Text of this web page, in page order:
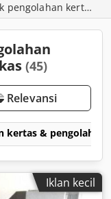
pengolahan kertas
(45)
Relevansi
kertas &
Iklan kecil